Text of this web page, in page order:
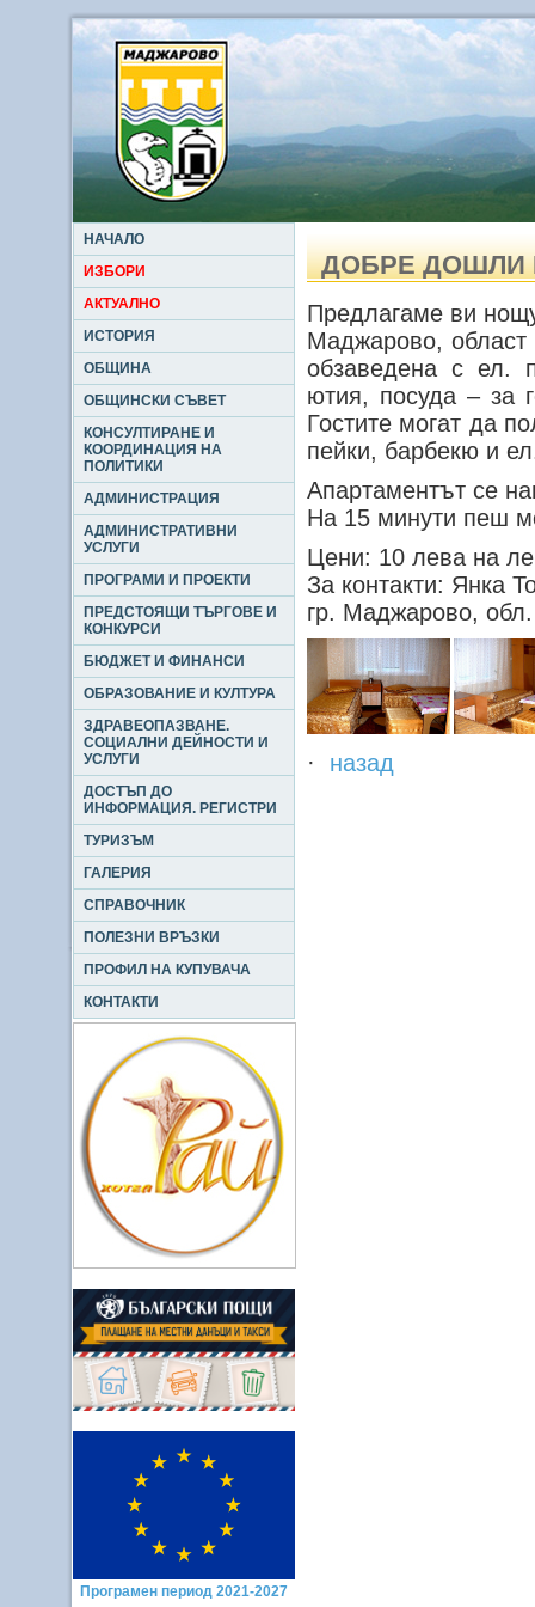
НАЧАЛО
ИЗБОРИ
АКТУАЛНО
ИСТОРИЯ
ОБЩИНА
ОБЩИНСКИ СЪВЕТ
КОНСУЛТИРАНЕ И
КООРДИНАЦИЯ НА
ПОЛИТИКИ
АДМИНИСТРАЦИЯ
АДМИНИСТРАТИВНИ
УСЛУГИ
ПРОГРАМИ И ПРОЕКТИ
ПРЕДСТОЯЩИ ТЪРГОВЕ И
КОНКУРСИ
БЮДЖЕТ И ФИНАНСИ
ОБРАЗОВАНИЕ И КУЛТУРА
ЗДРАВЕОПАЗВАНЕ.
СОЦИАЛНИ ДЕЙНОСТИ И
УСЛУГИ
ДОСТЪП ДО
ИНФОРМАЦИЯ. РЕГИСТРИ
ТУРИЗЪМ
ГАЛЕРИЯ
СПРАВОЧНИК
ПОЛЕЗНИ ВРЪЗКИ
ПРОФИЛ НА КУПУВАЧА
КОНТАКТИ
Програмен период 2021-2027
ДОБРЕ ДОШЛИ
Предлагаме ви
Маджарово, област
обзаведена с ел.
ютия, посуда – за
Гостите могат да
пейки, барбекю и
Апартаментът се
На 15 минути пеш
Цени: 10 лева на
За контакти: Янка
гр. Маджарово,
· назад